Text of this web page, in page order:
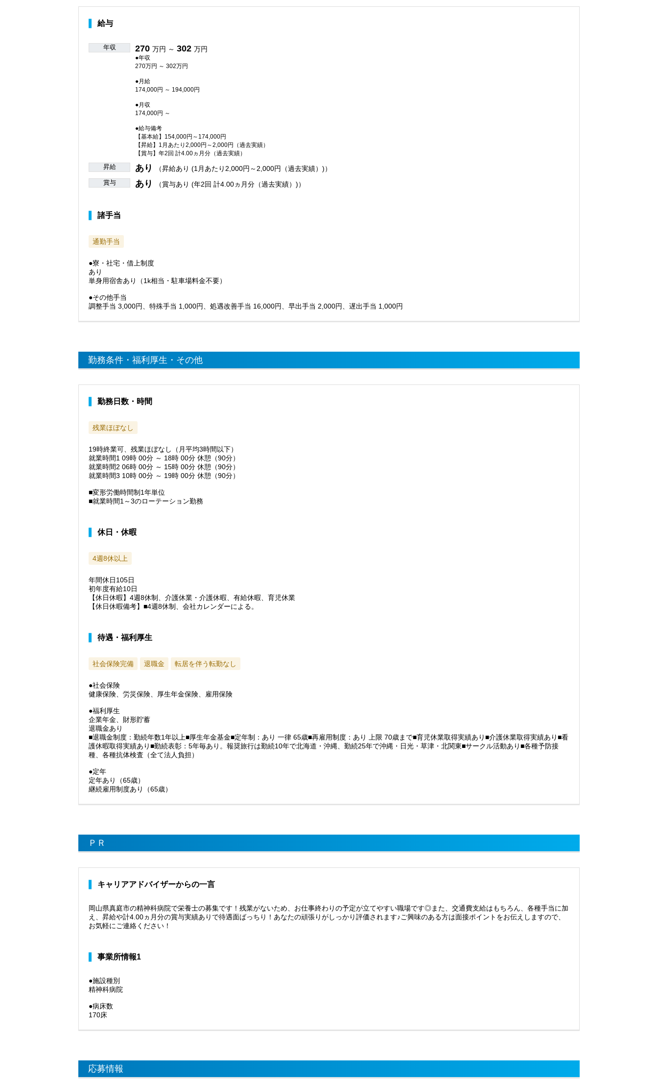
給与
年収 270 万円 ～ 302 万円
●年収
270万円 ～ 302万円
●月給
174,000円 ～ 194,000円
●月収
174,000円 ～
●給与備考
【基本給】154,000円～174,000円
【昇給】1月あたり2,000円～2,000円（過去実績）
【賞与】年2回 計4.00ヵ月分（過去実績）
昇給 あり （昇給あり (1月あたり2,000円～2,000円（過去実績）)）
賞与 あり （賞与あり (年2回 計4.00ヵ月分（過去実績）)）
諸手当
通勤手当
●寮・社宅・借上制度
あり
単身用宿舎あり（1k相当・駐車場料金不要）
●その他手当
調整手当 3,000円、特殊手当 1,000円、処遇改善手当 16,000円、早出手当 2,000円、遅出手当 1,000円
勤務条件・福利厚生・その他
勤務日数・時間
残業ほぼなし
19時終業可、残業ほぼなし（月平均3時間以下）
就業時間1 09時 00分 ～ 18時 00分 休憩（90分）
就業時間2 06時 00分 ～ 15時 00分 休憩（90分）
就業時間3 10時 00分 ～ 19時 00分 休憩（90分）
■変形労働時間制1年単位
■就業時間1～3のローテーション勤務
休日・休暇
4週8休以上
年間休日105日
初年度有給10日
【休日休暇】4週8休制、介護休業・介護休暇、有給休暇、育児休業
【休日休暇備考】■4週8休制、会社カレンダーによる。
待遇・福利厚生
社会保険完備 退職金 転居を伴う転勤なし
●社会保険
健康保険、労災保険、厚生年金保険、雇用保険
●福利厚生
企業年金、財形貯蓄
退職金あり
■退職金制度：勤続年数1年以上■厚生年金基金■定年制：あり 一律 65歳■再雇用制度：あり 上限 70歳まで■育児休業取得実績あり■介護休業取得実績あり■看
護休暇取得実績あり■勤続表彰：5年毎あり。報奨旅行は勤続10年で北海道・沖縄、勤続25年で沖縄・日光・草津・北関東■サークル活動あり■各種予防接
種、各種抗体検査（全て法人負担）
●定年
定年あり（65歳）
継続雇用制度あり（65歳）
ＰＲ
キャリアアドバイザーからの一言
岡山県真庭市の精神科病院で栄養士の募集です！残業がないため、お仕事終わりの予定が立てやすい職場です◎また、交通費支給はもちろん、各種手当に加
え、昇給や計4.00ヵ月分の賞与実績ありで待遇面ばっちり！あなたの頑張りがしっかり評価されます♪ご興味のある方は面接ポイントをお伝えしますので、
お気軽にご連絡ください！
事業所情報1
●施設種別
精神科病院
●病床数
170床
応募情報